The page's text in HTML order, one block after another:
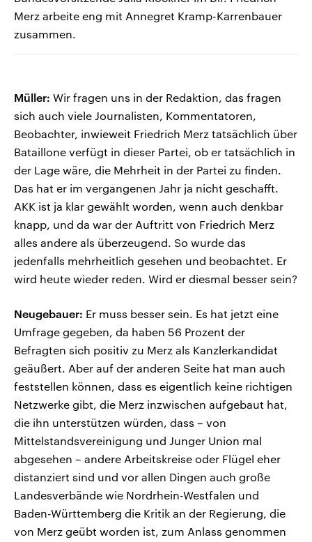
Merz arbeite eng mit Annegret Kramp-Karrenbauer
zusammen.
Müller: Wir fragen uns in der Redaktion, das fragen
sich auch viele Journalisten, Kommentatoren,
Beobachter, inwieweit Friedrich Merz tatsächlich über
Bataillone verfügt in dieser Partei, ob er tatsächlich in
der Lage wäre, die Mehrheit in der Partei zu finden.
Das hat er im vergangenen Jahr ja nicht geschafft.
AKK ist ja klar gewählt worden, wenn auch denkbar
knapp, und da war der Auftritt von Friedrich Merz
alles andere als überzeugend. So wurde das
jedenfalls mehrheitlich gesehen und beobachtet. Er
wird heute wieder reden. Wird er diesmal besser sein?
Neugebauer: Er muss besser sein. Es hat jetzt eine
Umfrage gegeben, da haben 56 Prozent der
Befragten sich positiv zu Merz als Kanzlerkandidat
geäußert. Aber auf der anderen Seite hat man auch
feststellen können, dass es eigentlich keine richtigen
Netzwerke gibt, die Merz inzwischen aufgebaut hat,
die ihn unterstützen würden, dass – von
Mittelstandsvereinigung und Junger Union mal
abgesehen – andere Arbeitskreise oder Flügel eher
distanziert sind und vor allen Dingen auch große
Landesverbände wie Nordrhein-Westfalen und
Baden-Württemberg die Kritik an der Regierung, die
von Merz geübt worden ist, zum Anlass genommen